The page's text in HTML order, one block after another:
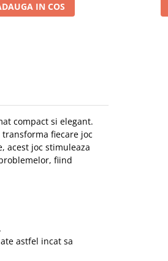
IN COS
compact si elegant.
fiecare joc
acest joc stimuleaza
fiind
astfel incat sa